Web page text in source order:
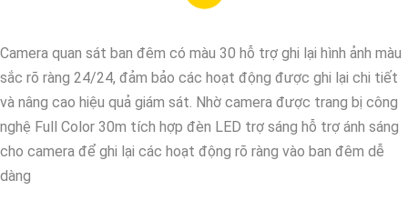
Camera Vantech VP-C2112CP: Camera dạng dome, chất
trong nhà hoặc ngoài trời.
🌈 3:Camera Hikvision DS-2CE56C0T-IRP: Camera thân hồng
ngoại, chất lượng 1MP, có khả năng quan sát ban đêm tốt, sắc
nét.
🔖4:Camera Dahua HAC-HDBW1200RP-Z: Camera dome chất
lượng 2MP, hỗ trợ các tính năng như chống ngược sáng, chống
Camera quan sát ban đêm có màu 30 hỗ trợ ghi lại hình ảnh màu
sắc rõ ràng 24/24, đảm bảo các hoạt động được ghi lại chi tiết
và nâng cao hiệu quả giám sát. Nhờ camera được trang bị công
nghệ Full Color 30m tích hợp đèn LED trợ sáng hỗ trợ ánh sáng
cho camera để ghi lại các hoạt động rõ ràng vào ban đêm dễ
dàng